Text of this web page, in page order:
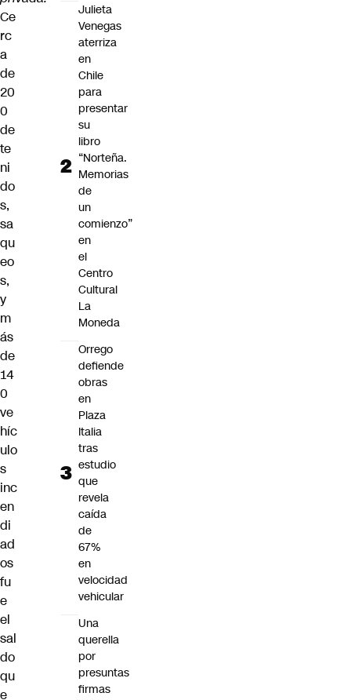
Ce
rc
a
de
20
0
de
te
ni
do
s,
sa
qu
eo
s,
y
m
ás
de
14
0
ve
híc
ulo
s
inc
en
di
ad
os
fu
e
el
sal
do
qu
e
Julieta
Venegas
aterriza
en
Chile
para
presentar
su
libro
“Norteña.
Memorias
de
un
comienzo”
en
el
Centro
Cultural
La
Moneda
Orrego
defiende
obras
en
Plaza
Italia
tras
estudio
que
revela
caída
de
67%
en
velocidad
vehicular
Una
querella
por
presuntas
firmas